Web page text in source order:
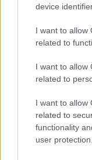
device
I want to allow
related to
I want to allow
related to
I want to allow
related to
functionality
user protection.
TELEFONOK
Márka :